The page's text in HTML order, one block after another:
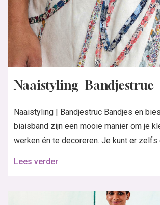
Naaistyling | Bandjestruc
Naaistyling | Bandjestruc Bandjes en
biaisband zijn een mooie manier om je
werken én te decoreren. Je kunt er zelfs
Lees verder